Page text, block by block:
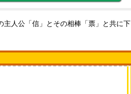
主人公「信」とその相棒「票」と共に下